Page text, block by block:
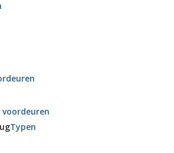
voordeuren
Typen